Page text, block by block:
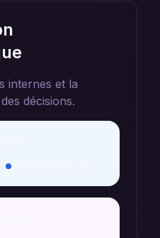
internes et la
décisions.
Détermination